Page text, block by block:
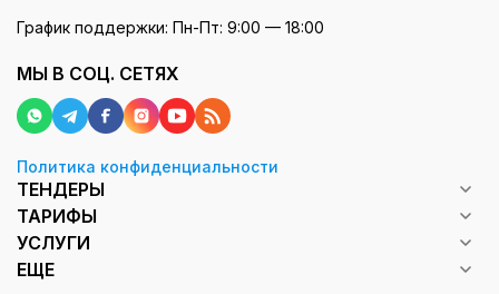
График поддержки: Пн-Пт: 9:00 — 18:00
МЫ В СОЦ. СЕТЯХ
Политика конфиденциальности
ТЕНДЕРЫ
ТАРИФЫ
УСЛУГИ
ЕЩЕ